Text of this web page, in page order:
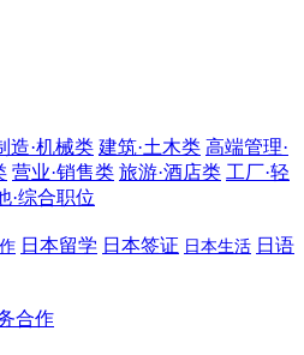
造·机械类 建筑·土木类 高端管理·
营业·销售类 旅游·酒店类 工厂·轻
·综合职位
日本留学 日本签证 日本生活 日语
合作